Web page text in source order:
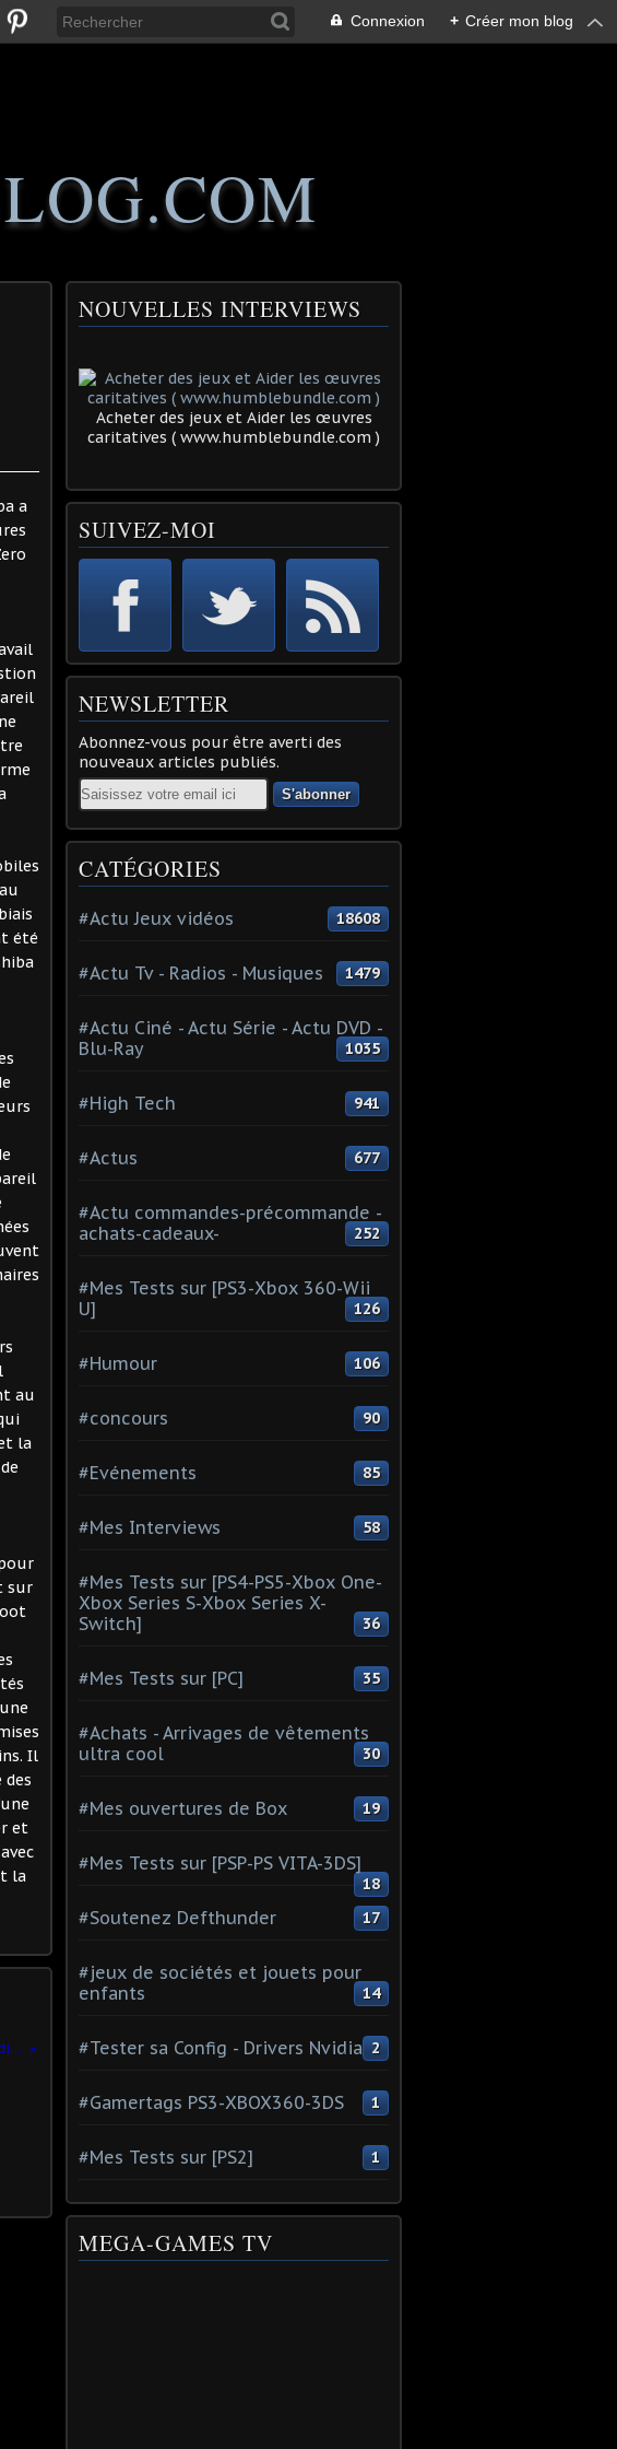
Connexion + Créer mon blog
a
été
au
la
sur
Il
et
la
The Pokémon Company International et Fathom Events diffusent Pokémon, le film : Je te choisis lors d’un événement cinématique de deux jours
NOUVELLES INTERVIEWS
Acheter des jeux et Aider les œuvres
caritatives ( www.humblebundle.com )
SUIVEZ-MOI
NEWSLETTER
Abonnez-vous pour être averti des
nouveaux articles publiés.
Email
CATÉGORIES
#Actu Jeux vidéos 18608
#Actu Tv - Radios - Musiques 1479
#Actu Ciné - Actu Série - Actu DVD -
Blu-Ray
1035
#High Tech 941
#Actus 677
#Actu commandes-précommande -
achats-cadeaux-
252
#Mes Tests sur [PS3-Xbox 360-Wii
U]
126
#Humour 106
#concours 90
#Evénements 85
#Mes Interviews 58
#Mes Tests sur [PS4-PS5-Xbox One-
Xbox Series S-Xbox Series X-
Switch]
36
#Mes Tests sur [PC] 35
#Achats - Arrivages de vêtements
ultra cool
30
#Mes ouvertures de Box 19
#Mes Tests sur [PSP-PS VITA-3DS]
18
#Soutenez Defthunder 17
#jeux de sociétés et jouets pour
enfants
14
#Tester sa Config - Drivers Nvidia 2
#Gamertags PS3-XBOX360-3DS 1
#Mes Tests sur [PS2] 1
MEGA-GAMES TV